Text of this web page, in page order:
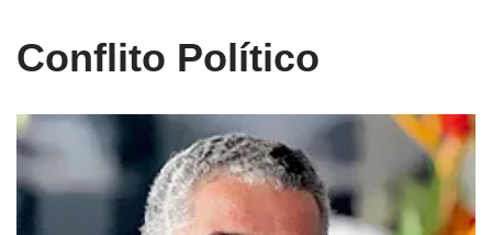
Conflito Político